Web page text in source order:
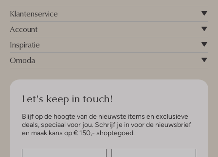
Klantenservice
Account
Inspiratie
Omoda
Let's keep in touch!
Blijf op de hoogte van de nieuwste items en exclusieve
deals, speciaal voor jou. Schrijf je in voor de nieuwsbrief
en maak kans op € 150,- shoptegoed.